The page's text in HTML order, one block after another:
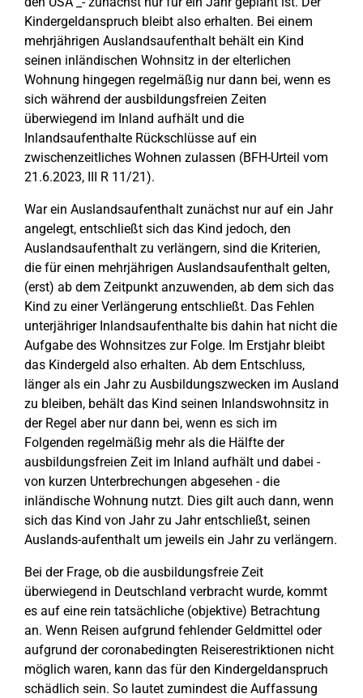
Kindergeldanspruch bleibt also erhalten. Bei einem
mehrjährigen Auslandsaufenthalt behält ein Kind
seinen inländischen Wohnsitz in der elterlichen
Wohnung hingegen regelmäßig nur dann bei, wenn es
sich während der ausbildungsfreien Zeiten
überwiegend im Inland aufhält und die
Inlandsaufenthalte Rückschlüsse auf ein
zwischenzeitliches Wohnen zulassen (BFH-Urteil vom
21.6.2023, III R 11/21).
War ein Auslandsaufenthalt zunächst nur auf ein Jahr
angelegt, entschließt sich das Kind jedoch, den
Auslandsaufenthalt zu verlängern, sind die Kriterien,
die für einen mehrjährigen Auslandsaufenthalt gelten,
(erst) ab dem Zeitpunkt anzuwenden, ab dem sich das
Kind zu einer Verlängerung entschließt. Das Fehlen
unterjähriger Inlandsaufenthalte bis dahin hat nicht die
Aufgabe des Wohnsitzes zur Folge. Im Erstjahr bleibt
das Kindergeld also erhalten. Ab dem Entschluss,
länger als ein Jahr zu Ausbildungszwecken im Ausland
zu bleiben, behält das Kind seinen Inlandswohnsitz in
der Regel aber nur dann bei, wenn es sich im
Folgenden regelmäßig mehr als die Hälfte der
ausbildungsfreien Zeit im Inland aufhält und dabei -
von kurzen Unterbrechungen abgesehen - die
inländische Wohnung nutzt. Dies gilt auch dann, wenn
sich das Kind von Jahr zu Jahr entschließt, seinen
Auslands-aufenthalt um jeweils ein Jahr zu verlängern.
Bei der Frage, ob die ausbildungsfreie Zeit
überwiegend in Deutschland verbracht wurde, kommt
es auf eine rein tatsächliche (objektive) Betrachtung
an. Wenn Reisen aufgrund fehlender Geldmittel oder
aufgrund der coronabedingten Reiserestriktionen nicht
möglich waren, kann das für den Kindergeldanspruch
schädlich sein. So lautet zumindest die Auffassung